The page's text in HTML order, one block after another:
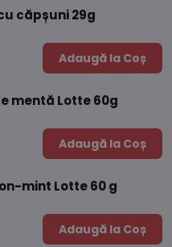
căpșuni 29g
Adaugă la Coș
mentă Lotte 60g
Adaugă la Coș
mint Lotte 60 g
Adaugă la Coș